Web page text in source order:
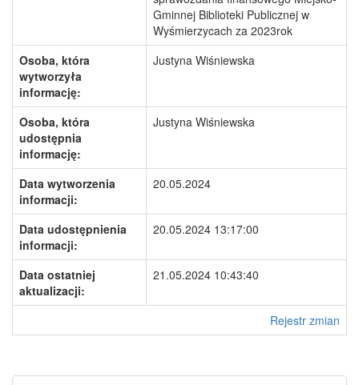
Gminnej Biblioteki Publicznej w
Wyśmierzycach za 2023rok
Osoba, która
wytworzyła
informację:
Justyna Wiśniewska
Osoba, która
udostępnia
informację:
Justyna Wiśniewska
Data wytworzenia
informacji:
20.05.2024
Data udostępnienia
informacji:
20.05.2024 13:17:00
Data ostatniej
aktualizacji:
21.05.2024 10:43:40
Rejestr zmian